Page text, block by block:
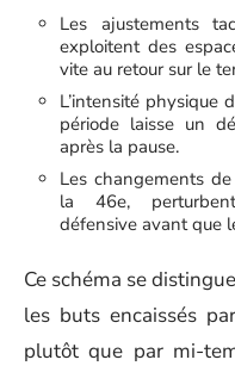
Les ajustements
exploitent des
vite au retour sur le
L’intensité physique
période laisse un
après la pause.
Les changements
la 46e, perturbent
défensive avant que
Ce schéma se
les buts encaissés
plutôt que par mi-